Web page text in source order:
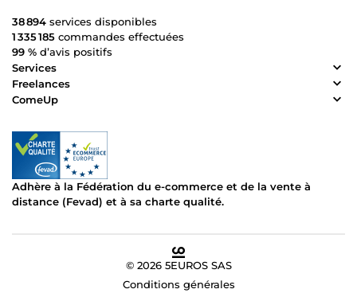
38 894 services disponibles
1 335 185 commandes effectuées
99 % d’avis positifs
Services
Freelances
ComeUp
Adhère à la Fédération du e-commerce et de la vente à
distance (Fevad) et à sa charte qualité.
© 2026 5EUROS SAS
Conditions générales